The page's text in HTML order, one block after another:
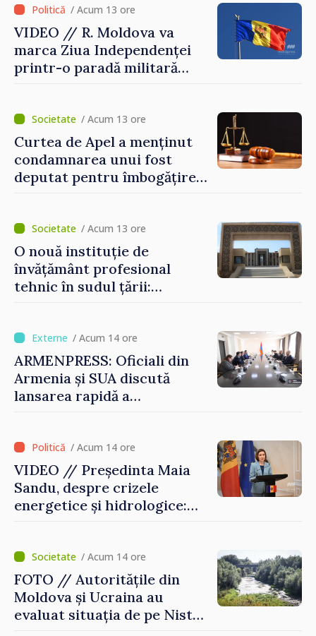
/ Acum 13 ore
VIDEO // R. Moldova va
marca Ziua Independenței
printr-o paradă militară
eforturile pentru
consolidarea capacităților
de apărare”
/ Acum 13 ore
Curtea de Apel a menținut
condamnarea unui fost
deputat pentru îmbogățire
de lei
/ Acum 13 ore
O nouă instituție de
învățământ profesional
tehnic în sudul țării:
turc la Comrat
/ Acum 14 ore
ARMENPRESS: Oficiali din
Armenia și SUA discută
lansarea rapidă a
/ Acum 14 ore
VIDEO // Președinta Maia
Sandu, despre crizele
energetice și hidrologice:
consecințele”/ Acum 14 ore
FOTO // Autoritățile din
Moldova și Ucraina au
evaluat situația de pe Nistru